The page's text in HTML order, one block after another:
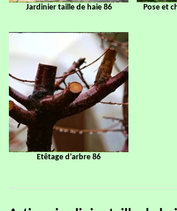
Jardinier taille de haie 86
Pose et
Etêtage d'arbre 86